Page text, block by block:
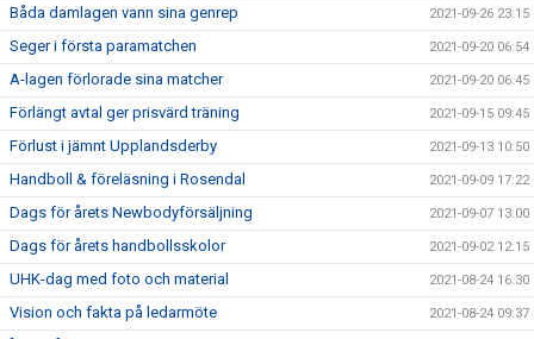
Båda damlagen vann sina genrep 2021-09-26 23:15
Seger i första paramatchen 2021-09-20 06:54
A-lagen förlorade sina matcher 2021-09-20 06:45
Förlängt avtal ger prisvärd träning 2021-09-15 09:45
Förlust i jämnt Upplandsderby 2021-09-13 10:50
Handboll & föreläsning i Rosendal 2021-09-09 17:22
Dags för årets Newbodyförsäljning 2021-09-07 13:00
Dags för årets handbollsskolor 2021-09-02 12:15
UHK-dag med foto och material 2021-08-24 16:30
Vision och fakta på ledarmöte 2021-08-24 09:37